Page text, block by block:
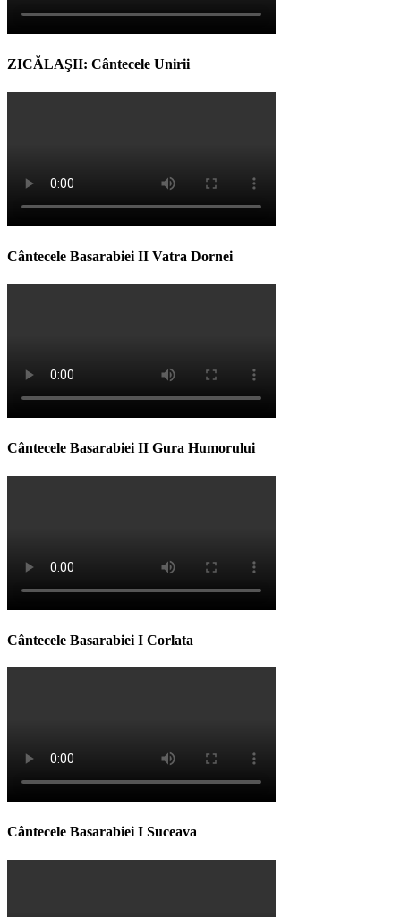
ZICĂLAŞII: Cântecele Unirii
Cântecele Basarabiei II Vatra Dornei
Cântecele Basarabiei II Gura Humorului
Cântecele Basarabiei I Corlata
Cântecele Basarabiei I Suceava